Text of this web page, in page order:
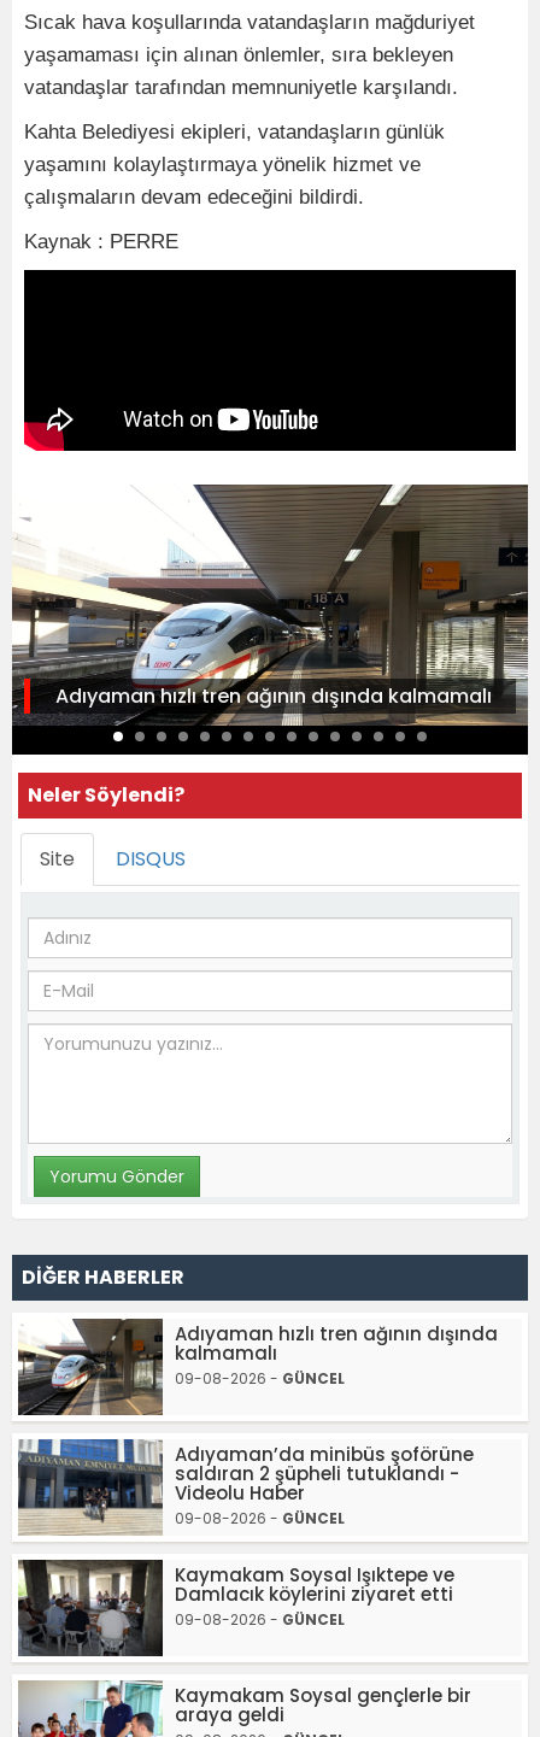
Sıcak hava koşullarında vatandaşların mağduriyet
yaşamaması için alınan önlemler, sıra bekleyen
vatandaşlar tarafından memnuniyetle karşılandı.
Kahta Belediyesi ekipleri, vatandaşların günlük
yaşamını kolaylaştırmaya yönelik hizmet ve
çalışmaların devam edeceğini bildirdi.
Kaynak : PERRE
Adıyaman hızlı tren ağının dışında kalmamalı
Neler Söylendi?
Site DISQUS
DİĞER HABERLER
Adıyaman hızlı tren ağının dışında
kalmamalı
09-08-2026 - GÜNCEL
Adıyaman’da minibüs şoförüne
saldıran 2 şüpheli tutuklandı -
Videolu Haber
09-08-2026 - GÜNCEL
Kaymakam Soysal Işıktepe ve
Damlacık köylerini ziyaret etti
09-08-2026 - GÜNCEL
Kaymakam Soysal gençlerle bir
araya geldi